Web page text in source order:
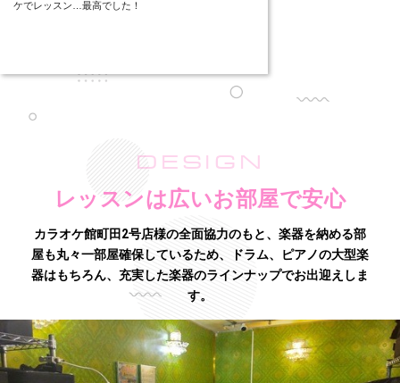
ケでレッスン…最高でした！
DESIGN
レッスンは広いお部屋で安心
カラオケ館町田2号店様の全面協力のもと、楽器を納める部
屋も丸々一部屋確保しているため、
ドラム、ピアノの大型楽
器はもちろん、充実した楽器のラインナップでお出迎えしま
す。